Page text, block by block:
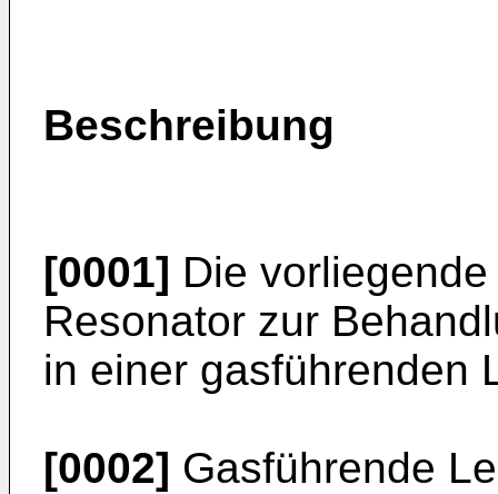
Beschreibung
[0001] Die
Resonator zur
in einer gasführenden
[0002] Gasführende